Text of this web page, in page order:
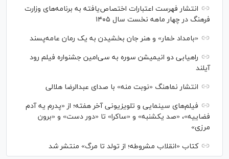
انتشار فهرست اعتبارات اختصاص‌یافته به برنامه‌های وزارت
فرهنگ در چهار ماهه نخست سال ۱۴۰۵
«بامداد خمار» و هنر جان بخشیدن به یک رمان عامه‌پسند
راهیابی دو انیمیشن سوره به سی‌امین جشنواره فیلم رود
آیلند
انتشار نماهنگ «نوبت منه» با صدای عبدالرضا هلالی
فیلم‌های سینمایی و تلویزیونی آخر هفته؛ از «پدرم یه آدم
فضاییه»، «صد یکشنبه» و «ساکرا» تا «دور دست» و «برون
مرزی»
کتاب «انقلاب مشروطه؛ از تولد تا مرگ» منتشر شد